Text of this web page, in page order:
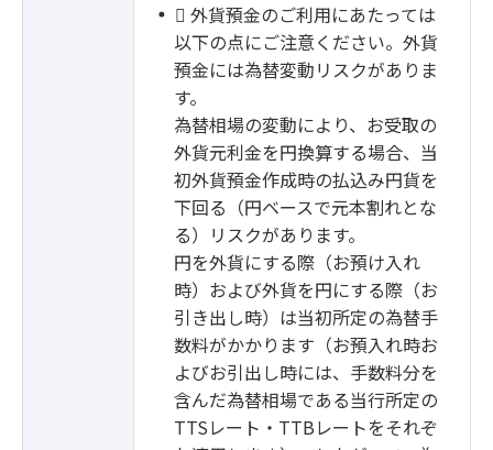
 外貨預金のご利用にあたっては
以下の点にご注意ください。外貨
預金には為替変動リスクがありま
す。
為替相場の変動により、お受取の
外貨元利金を円換算する場合、当
初外貨預金作成時の払込み円貨を
下回る（円ベースで元本割れとな
る）リスクがあります。
円を外貨にする際（お預け入れ
時）および外貨を円にする際（お
引き出し時）は当初所定の為替手
数料がかかります（お預入れ時お
よびお引出し時には、手数料分を
含んだ為替相場である当行所定の
TTSレート・TTBレートをそれぞ